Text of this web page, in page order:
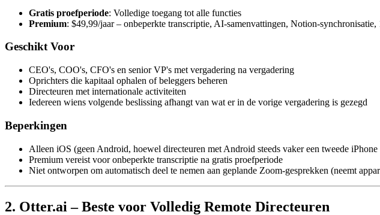
Gratis proefperiode: Volledige toegang tot alle functies
Premium: $49,99/jaar – onbeperkte transcriptie, AI-samenvattingen, Notion-synchronisatie,
Geschikt Voor
CEO's, COO's, CFO's en senior VP's met vergadering na vergadering
Oprichters die kapitaal ophalen of beleggers beheren
Directeuren met internationale activiteiten
Iedereen wiens volgende beslissing afhangt van wat er in de vorige vergadering is gezegd
Beperkingen
Alleen iOS (geen Android, hoewel directeuren met Android steeds vaker een tweede
Premium vereist voor onbeperkte transcriptie na gratis proefperiode
Niet ontworpen om automatisch deel te nemen aan geplande Zoom-gesprekken (neemt
2. Otter.ai – Beste voor Volledig Remote Directeuren